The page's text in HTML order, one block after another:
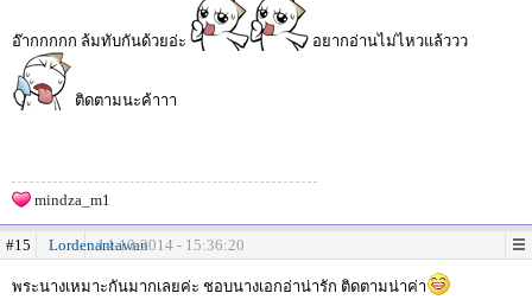
อ๊ากกกกก ล้มทับกันด้วยอ่ะ อยากอ่านไม่ไหวแล้ววว
ติดตามนะค้าาา
mindza_m1
#15 Lordenantawan14-10-2014 - 15:36:20
พระนางเหมาะกันมากเลยค่ะ ชอบนางเอกอ่าน่ารัก ติดตามน่าค่า